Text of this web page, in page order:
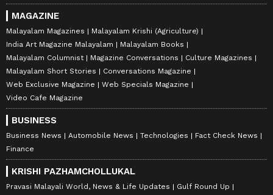
MAGAZINE
Malayalam Magazines
Malayalam Krishi (Agriculture)
India Art Magazine Malayalam
Malayalam Books
Malayalam Columnist
Magazine Conversations
Culture Magazines
Malayalam Short Stories
Conversations Magazine
Web Exclusive Magazine
Web Specials Magazine
Video Cafe Magazine
BUSINESS
Business News Automobile News Technologies
Fact Check News
Finance
KRISHI PAZHAMCHOLLUKAL
Pravasi Malayali World, News & Life Updates Gulf Round Up